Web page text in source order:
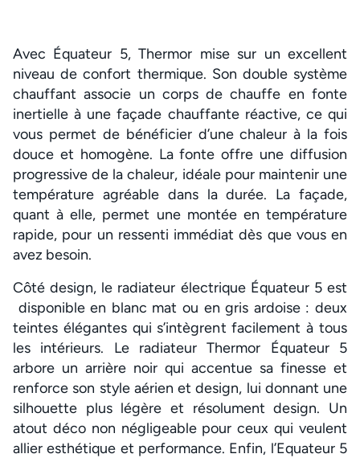
Avec Équateur 5, Thermor mise sur un excellent
niveau de confort thermique. Son double système
chauffant associe un corps de chauffe en fonte
inertielle à une façade chauffante réactive, ce qui
vous permet de bénéficier d’une chaleur à la fois
douce et homogène. La fonte offre une diffusion
progressive de la chaleur, idéale pour maintenir une
température agréable dans la durée. La façade,
quant à elle, permet une montée en température
rapide, pour un ressenti immédiat dès que vous en
avez besoin.
Côté design, le radiateur électrique Équateur 5 est
disponible en blanc mat ou en gris ardoise : deux
teintes élégantes qui s’intègrent facilement à tous
les intérieurs. Le radiateur Thermor Équateur 5
arbore un arrière noir qui accentue sa finesse et
renforce son style aérien et design, lui donnant une
silhouette plus légère et résolument design. Un
atout déco non négligeable pour ceux qui veulent
allier esthétique et performance. Enfin, l’Equateur 5